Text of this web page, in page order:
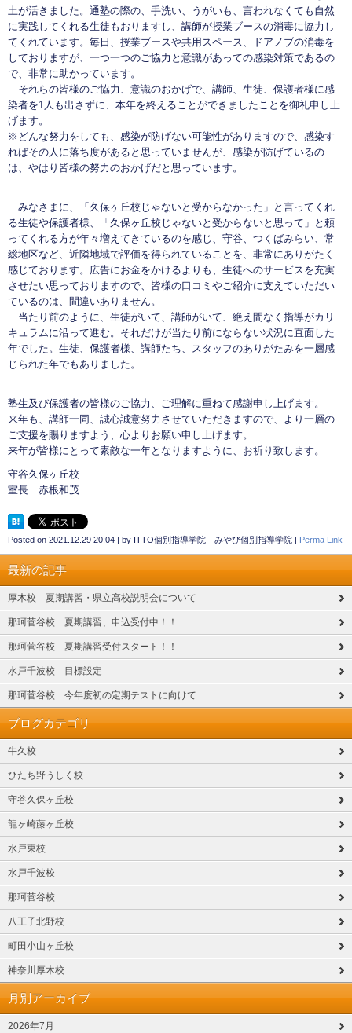
土が活きました。通塾の際の、手洗い、うがいも、言われなくても自然
に実践してくれる生徒もおりますし、講師が授業ブースの消毒に協力し
てくれています。毎日、授業ブースや共用スペース、ドアノブの消毒を
しておりますが、一つ一つのご協力と意識があっての感染対策であるの
で、非常に助かっています。
それらの皆様のご協力、意識のおかげで、講師、生徒、保護者様に感
染者を1人も出さずに、本年を終えることができましたことを御礼申し上
げます。
※どんな努力をしても、感染が防げない可能性がありますので、感染す
ればその人に落ち度があると思っていませんが、感染が防げているの
は、やはり皆様の努力のおかげだと思っています。
みなさまに、「久保ヶ丘校じゃないと受からなかった」と言ってくれ
る生徒や保護者様、「久保ヶ丘校じゃないと受からないと思って」と頼
ってくれる方が年々増えてきているのを感じ、守谷、つくばみらい、常
総地区など、近隣地域で評価を得られていることを、非常にありがたく
感じております。広告にお金をかけるよりも、生徒へのサービスを充実
させたい思っておりますので、皆様の口コミやご紹介に支えていただい
ているのは、間違いありません。
当たり前のように、生徒がいて、講師がいて、絶え間なく指導がカリ
キュラムに沿って進む。それだけが当たり前にならない状況に直面した
年でした。生徒、保護者様、講師たち、スタッフのありがたみを一層感
じられた年でもありました。
塾生及び保護者の皆様のご協力、ご理解に重ねて感謝申し上げます。
来年も、講師一同、誠心誠意努力させていただきますので、より一層の
ご支援を賜りますよう、心よりお願い申し上げます。
来年が皆様にとって素敵な一年となりますように、お祈り致します。
守谷久保ヶ丘校
室長 赤根和茂
Posted on 2021.12.29 20:04 | by ITTO個別指導学院 みやび個別指導学院 | Perma Link
最新の記事
厚木校 夏期講習・県立高校説明会について
那珂菅谷校 夏期講習、申込受付中！！
那珂菅谷校 夏期講習受付スタート！！
水戸千波校 目標設定
那珂菅谷校 今年度初の定期テストに向けて
ブログカテゴリ
牛久校
ひたち野うしく校
守谷久保ヶ丘校
龍ヶ崎藤ヶ丘校
水戸東校
水戸千波校
那珂菅谷校
八王子北野校
町田小山ヶ丘校
神奈川厚木校
月別アーカイブ
2026年7月